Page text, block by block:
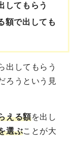
してもらう
額で出しても
出してもらう
ろうという見
える額を出し
選ぶことが大